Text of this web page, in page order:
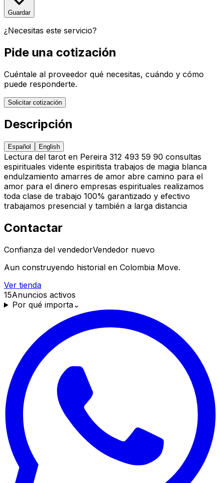
Guardar
¿Necesitas este servicio?
Pide una cotización
Cuéntale al proveedor qué necesitas, cuándo y cómo
puede responderte.
Solicitar cotización
Descripción
Español English
Lectura del tarot en Pereira 312 493 59 90 consultas
espirituales vidente espiritista trabajos de magia blanca
endulzamiento amarres de amor abre camino para el
amor para el dinero empresas espirituales realizamos
toda clase de trabajo 100% garantizado y efectivo
trabajamos presencial y también a larga distancia
Contactar
Confianza del vendedorVendedor nuevo
Aun construyendo historial en Colombia Move.
Ver tienda
15Anuncios activos
Por qué importa⌄